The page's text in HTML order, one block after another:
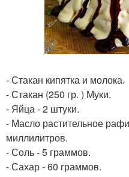
- Стакан кипятка и молока.
- Стакан (250 гр. ) Муки.
- Яйца - 2 штуки.
- Масло растительное
миллилитров.
- Соль - 5 граммов.
- Сахар - 60 граммов.